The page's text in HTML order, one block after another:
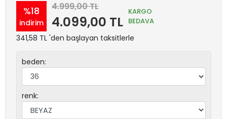
%18
indirim
4.999,00 TL
4.099,00 TL
KARGO
BEDAVA
341,58 TL 'den başlayan taksitlerle
beden:
renk: